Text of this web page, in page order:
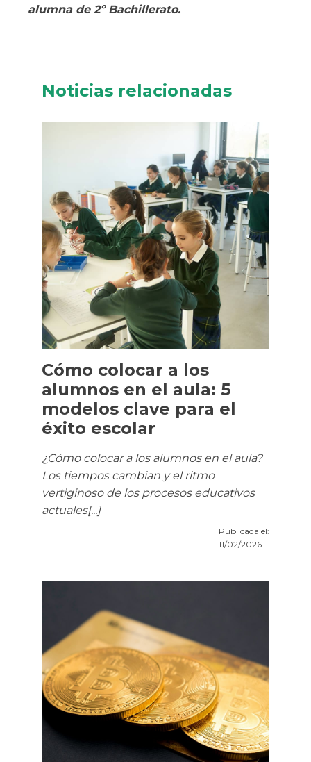
alumna de 2º Bachillerato.
Noticias relacionadas
Cómo colocar a los
alumnos en el aula: 5
modelos clave para el
éxito escolar
¿Cómo colocar a los alumnos en el aula?
Los tiempos cambian y el ritmo
vertiginoso de los procesos educativos
actuales[...]
Publicada el:
11/02/2026